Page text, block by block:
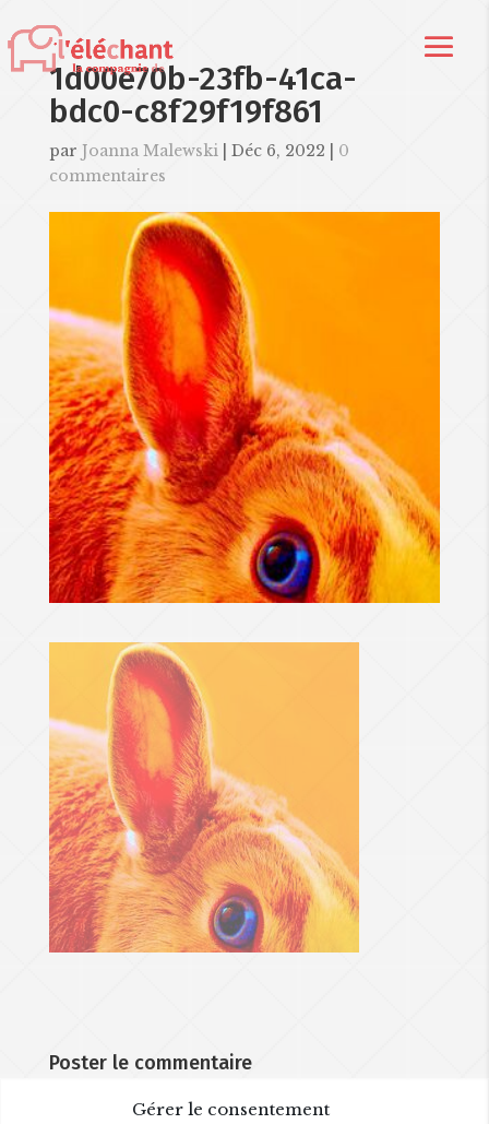
Gérer le consentement
1d00e70b-23fb-41ca-
bdc0-c8f29f19f861
par Joanna Malewski| Déc 6, 2022
0
commentaires
Poster le commentaire